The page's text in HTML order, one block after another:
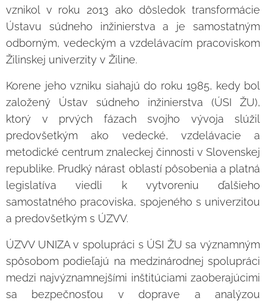
vznikol v roku 2013 ako dôsledok transformácie
Ústavu súdneho inžinierstva a je samostatným
odborným, vedeckým a vzdelávacím pracoviskom
Žilinskej univerzity v Žiline.
Korene jeho vzniku siahajú do roku 1985, kedy bol
založený Ústav súdneho inžinierstva (ÚSI ŽU),
ktorý v prvých fázach svojho vývoja slúžil
predovšetkým ako vedecké, vzdelávacie a
metodické centrum znaleckej činnosti v Slovenskej
republike. Prudký nárast oblastí pôsobenia a platná
legislatíva viedli k vytvoreniu ďalšieho
samostatného pracoviska, spojeného s univerzitou
a predovšetkým s ÚZVV.
ÚZVV UNIZA v spolupráci s ÚSI ŽU sa významným
spôsobom podieľajú na medzinárodnej spolupráci
medzi najvýznamnejšími inštitúciami zaoberajúcimi
sa bezpečnosťou v doprave a analýzou